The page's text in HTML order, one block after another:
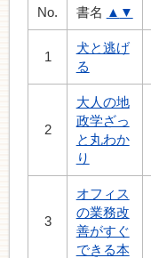
No. 書名 ▲ ▼
1
犬と逃げ
る
2
大人の地
政学ざっ
と丸わか
り
3
オフィス
の業務改
善がすぐ
できる本